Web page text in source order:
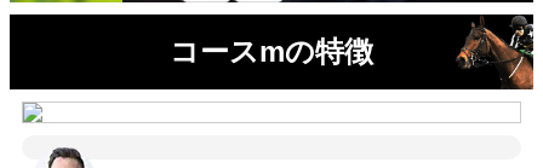
コースmの特徴